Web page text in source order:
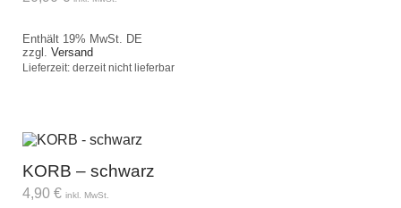
Enthält 19% MwSt. DE
zzgl. Versand
Lieferzeit: derzeit nicht lieferbar
KORB – schwarz
4,90 € inkl. MwSt.